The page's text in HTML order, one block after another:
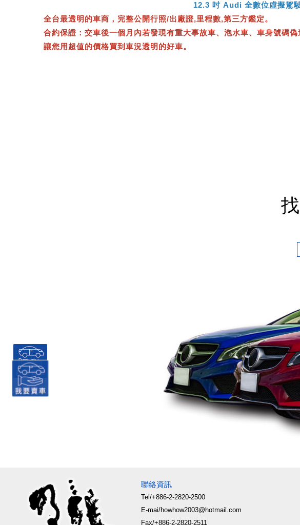
12.3 吋 Audi 全數位虛擬駕
全台最透明的車商，完整公開行照/出廠證,里程數,第三方鑑定。
合約保證：交車後一個月內若發現有重大事故車、泡水車、車身號碼偽
讓您用超值的價格買到車況透明的好車。
聯絡資訊
Tel/+886-2-2820-2500
E-mai/howhow2003@hotmail.com
Fax/+886-2-2820-2511